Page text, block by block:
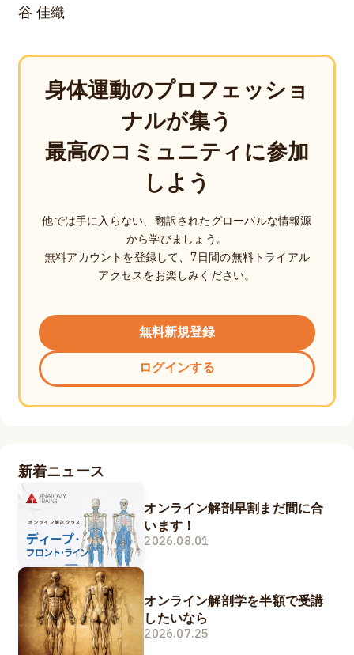
谷 佳織
身体運動のプロフェッショ
ナルが集う
最高のコミュニティに参加
しよう
他では手に入らない、翻訳されたグローバルな情報源
から学びましょう。
無料アカウントを登録して、7日間の無料トライアル
アクセスをお楽しみください。
無料新規登録
ログインする
新着ニュース
オンライン解剖早割まだ間に合
います！
2026.08.01
オンライン解剖学を半額で受講
したいなら
2026.07.25